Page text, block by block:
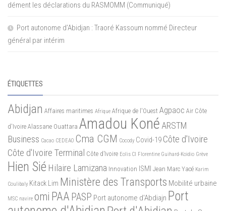
dément les déclarations du RASMOMM (Communiqué)
Port autonome d’Abidjan : Traoré Kassoum nommé Directeur
général par intérim
ÉTIQUETTES
Abidjan Affaires maritimes Afrique Afrique de l'Ouest Agpaoc Air Côte
d'Ivoire Alassane Ouattara Amadou Koné ARSTM
Business Cacao CEDEAO Cma CGM Cocody Covid-19 Côte d'Ivoire
Côte d'Ivoire Terminal Côte d’Ivoire Eolis CI Florentine Guihard-Koidio Grève
Hien Sié Hilaire Lamizana Innovation ISMI Jean Marc Yacé Karim
Coulibaly Kitack Lim Ministère des Transports Mobilité urbaine
MSC navire omi PAA PASP Port autonome d'Abdiajn Port